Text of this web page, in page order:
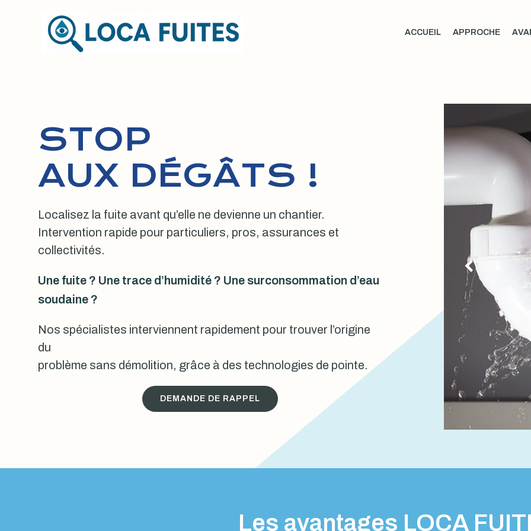
ACCUEIL APPROCHE
STOP
AUX DÉGÂTS !
Localisez la fuite avant qu’elle ne devienne un chantier.
Intervention rapide pour particuliers, pros, assurances et
collectivités.
Une fuite ? Une trace d’humidité ? Une surconsommation d’eau
soudaine ?
Nos spécialistes interviennent rapidement pour trouver l’origine
du
problème sans démolition, grâce à des technologies de pointe.
DEMANDE DE RAPPEL
Les avantages LOCA